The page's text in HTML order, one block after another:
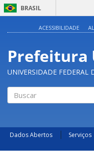
BRASIL
ACESSIBILIDADE
Prefeitura
UNIVERSIDADE FEDERAL
Dados Abertos Serviços